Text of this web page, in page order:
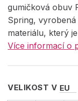
gumičková obuv
Spring,
materiálu, který
Více informací o
VELIKOST V